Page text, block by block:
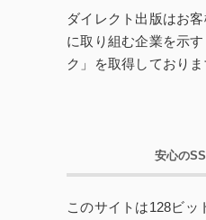
ダイレクト出版はお
に取り組む企業を示
ク」を取得しておりま
安心の
このサイトは128ビッ